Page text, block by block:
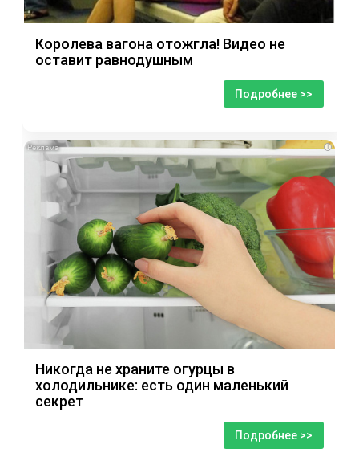
Королева вагона отожгла! Видео не
оставит равнодушным
Подробнее >>
i
Никогда не храните огурцы в
холодильнике: есть один маленький
секрет
Подробнее >>